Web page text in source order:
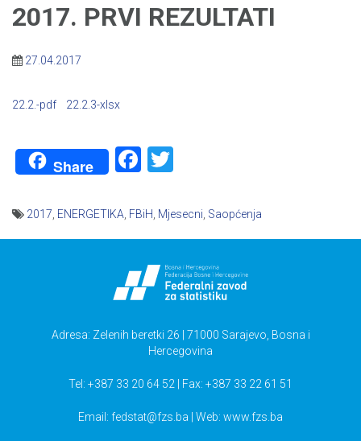
2017. PRVI REZULTATI
27.04.2017
22.2.-pdf 22.2.3-xlsx
Share Facebook
2017 ENERGETIKA FBiH Mjesecni Saopćenja
Adresa: Zelenih beretki 26 | 71000 Sarajevo, Bosna i
Hercegovina
Tel: +387 33 20 64 52 | Fax: +387 33 22 61 51
Email: fedstat@fzs.ba | Web: www.fzs.ba